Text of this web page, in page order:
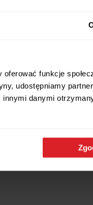
funkcje
udostępniamy
danymi